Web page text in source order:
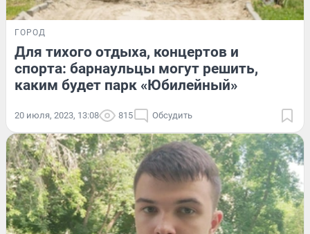
ГОРОД
Для тихого отдыха, концертов и
спорта: барнаульцы могут решить,
каким будет парк «Юбилейный»
20 июля, 2023, 13:08 815 Обсудить